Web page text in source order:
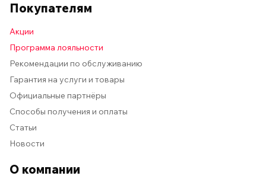
Покупателям
Акции
Программа лояльности
Рекомендации по обслуживанию
Гарантия на услуги и товары
Официальные партнёры
Способы получения и оплаты
Статьи
Новости
О компании